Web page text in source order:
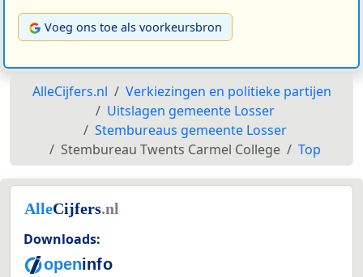
Voeg ons toe als voorkeursbron
AlleCijfers.nl
Verkiezingen en politieke partijen
Uitslagen gemeente Losser
Stembureaus gemeente Losser
Stembureau Twents Carmel College
Top
Downloads: